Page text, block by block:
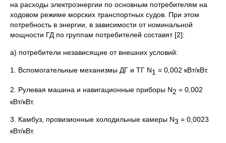
на расходы электроэнергии по основным потребителям на
ходовом режиме морских транспортных судов. При этом
потребность в энергии, в зависимости от номинальной
мощности ГД по группам потребителей составят [2]:
а) потребители независящие от внешних условий:
1. Вспомогательные механизмы ДГ и ТГ N1 = 0,002 кВт/кВт.
2. Рулевая машина и навигационные приборы N2 = 0,002
кВт/кВт.
3. Камбуз, провизионные холодильные камеры N3 = 0,0023
кВт/кВт.